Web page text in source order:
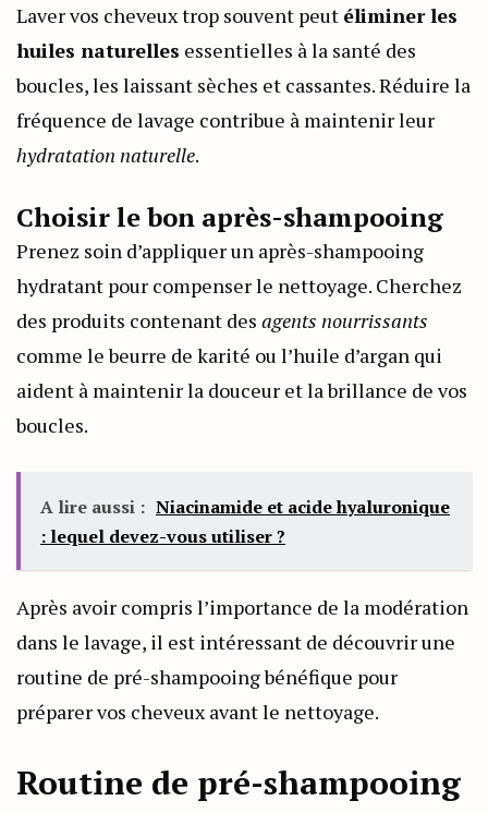
Laver vos cheveux trop souvent peut éliminer les
huiles naturelles essentielles à la santé des
boucles, les laissant sèches et cassantes. Réduire la
fréquence de lavage contribue à maintenir leur
hydratation naturelle.
Choisir le bon après-shampooing
Prenez soin d’appliquer un après-shampooing
hydratant pour compenser le nettoyage. Cherchez
des produits contenant des agents nourrissants
comme le beurre de karité ou l’huile d’argan qui
aident à maintenir la douceur et la brillance de vos
boucles.
A lire aussi : Niacinamide et acide hyaluronique
: lequel devez-vous utiliser ?
Après avoir compris l’importance de la modération
dans le lavage, il est intéressant de découvrir une
routine de pré-shampooing bénéfique pour
préparer vos cheveux avant le nettoyage.
Routine de pré-shampooing